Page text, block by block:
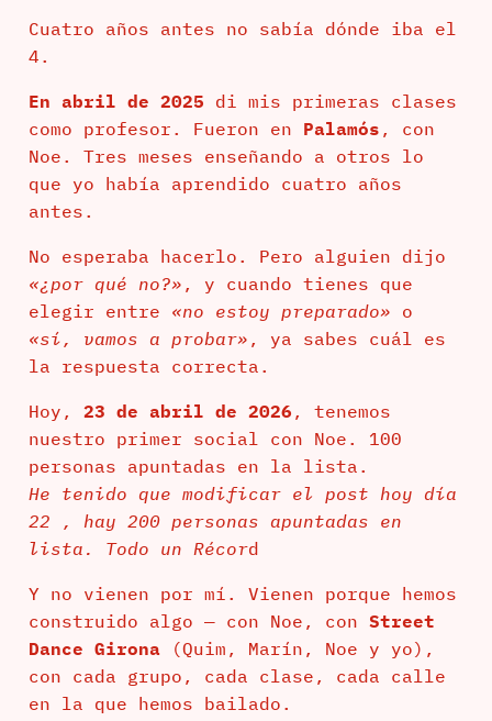
Cuatro años antes no sabía dónde iba el
4.
En abril de 2025 di mis primeras clases
como profesor. Fueron en Palamós , con
Noe. Tres meses enseñando a otros lo
que yo había aprendido cuatro años
antes.
No esperaba hacerlo. Pero alguien dijo
«¿por qué no?» , y cuando tienes que
elegir entre «no estoy preparado» o
«sí, vamos a probar» , ya sabes cuál es
la respuesta correcta.
Hoy, 23 de abril de 2026 , tenemos
nuestro primer social con Noe. 100
personas apuntadas en la lista.
He tenido que modificar el post hoy día
22 , hay 200 personas apuntadas en
lista. Todo un Récord
Y no vienen por mí. Vienen porque hemos
construido algo — con Noe, con Street
Dance Girona(Quim, Marín, Noe y yo),
con cada grupo, cada clase, cada calle
en la que hemos bailado.